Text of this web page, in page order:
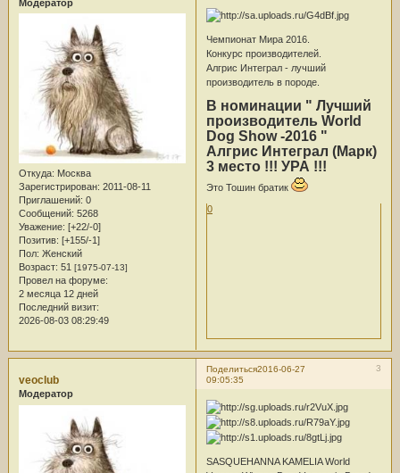
Модератор
Откуда: Москва
Зарегистрирован: 2011-08-11
Приглашений: 0
Сообщений: 5268
Уважение: [+22/-0]
Позитив: [+155/-1]
Пол: Женский
Возраст: 51 [1975-07-13]
Провел на форуме:
2 месяца 12 дней
Последний визит:
2026-08-03 08:29:49
Чемпионат Мира 2016.
Конкурс производителей.
Алгрис Интеграл - лучший
производитель в породе.
В номинации " Лучший
производитель World
Dog Show -2016 "
Алгрис Интеграл (Марк)
3 место !!! УРА !!!
Это Тошин братик
0
Поделиться 3
2016-06-27
09:05:35
veoclub
Модератор
SASQUEHANNA KAMELIA World